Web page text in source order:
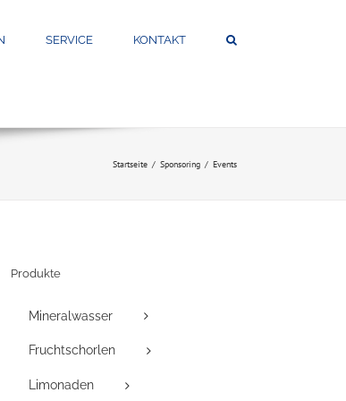
SERVICE KONTAKT
Startseite Sponsoring Events
Produkte
Mineralwasser
Fruchtschorlen
Limonaden